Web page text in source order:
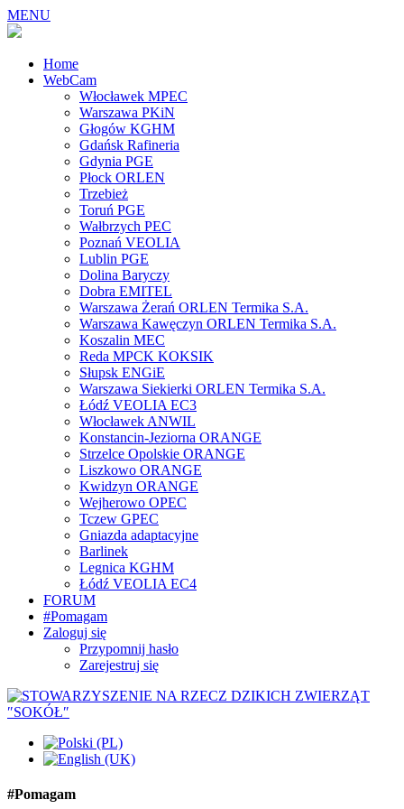
MENU
Home
WebCam
Włocławek MPEC
Warszawa PKiN
Głogów KGHM
Gdańsk Rafineria
Gdynia PGE
Płock ORLEN
Trzebież
Toruń PGE
Wałbrzych PEC
Poznań VEOLIA
Lublin PGE
Dolina Baryczy
Dobra EMITEL
Warszawa Żerań ORLEN Termika S.A.
Warszawa Kawęczyn ORLEN Termika S.A.
Koszalin MEC
Reda MPCK KOKSIK
Słupsk ENGiE
Warszawa Siekierki ORLEN Termika S.A.
Łódź VEOLIA EC3
Włocławek ANWIL
Konstancin-Jeziorna ORANGE
Strzelce Opolskie ORANGE
Liszkowo ORANGE
Kwidzyn ORANGE
Wejherowo OPEC
Tczew GPEC
Gniazda adaptacyjne
Barlinek
Legnica KGHM
Łódź VEOLIA EC4
FORUM
#Pomagam
Zaloguj się
Przypomnij hasło
Zarejestruj się
#Pomagam